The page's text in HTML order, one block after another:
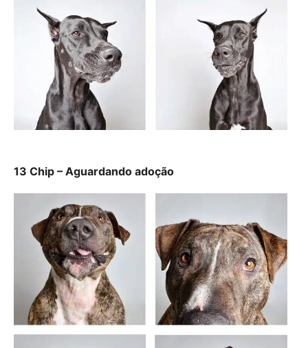
13 Chip – Aguardando adoção